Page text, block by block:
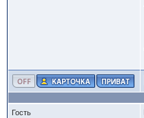
Гость